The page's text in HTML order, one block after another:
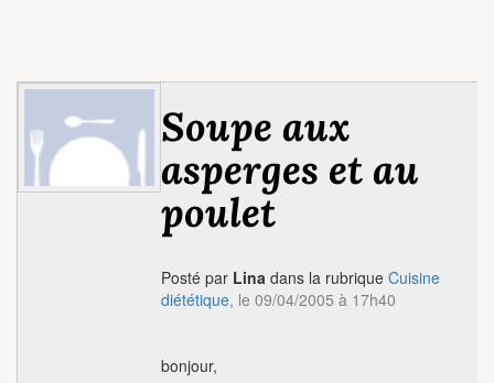
Soupe aux
asperges et au
poulet
Posté par Lina dans la rubrique Cuisine
diététique, le 09/04/2005 à 17h40
bonjour,